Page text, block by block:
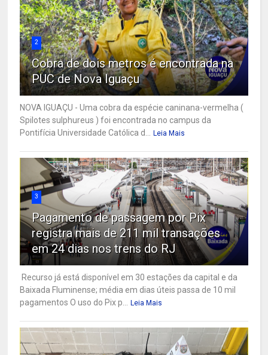
2
Cobra de dois metros é encontrada na
PUC de Nova Iguaçu
NOVA IGUAÇU - Uma cobra da espécie caninana-vermelha (
Spilotes sulphureus ) foi encontrada no campus da
Pontifícia Universidade Católica d...
Leia Mais
3
Pagamento de passagem por Pix
registra mais de 211 mil transações
em 24 dias nos trens do RJ
Recurso já está disponível em 30 estações da capital e da
Baixada Fluminense; média em dias úteis passa de 10 mil
pagamentos O uso do Pix p...
Leia Mais